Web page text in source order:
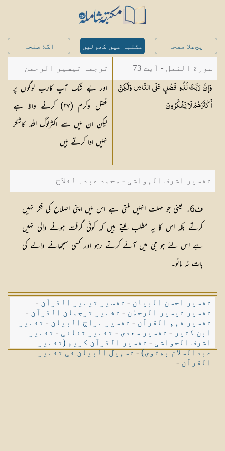
پچھلا صفحہ مکتبہ میں کھولیں اگلا صفحہ
سورة النمل - آیت 73
وَإِنَّ رَبَّكَ لَذُو فَضْلٍ عَلَى النَّاسِ وَلَٰكِنَّ
أَكْثَرَهُمْ لَايَشْكُرُونَ
ترجمہ تیسیر الرحمن
لبیان القرآن - محمد
لقمان سلفی
اور بے شک آپ کارب لوگوں پر
فضل وکرم (٢٧) کرنے والا ہے
لیکن ان میں سے اکثرلوگ اللہ کاشکر
نہیں ادا کرتے ہیں
تفسیر اشرف الہواشی - محمد عبدہ لفلاح
ف6۔ یعنی جو مہلت انہیں ملتی ہے اس میں اپنی اصلاح کی فکر نہیں
کرتے بلکہ اس کا یہ مطلب لیتے ہیں کہ کوئی گرفت ہونے والی نہیں
ہے اس لئے جو جی میں آئے کرتے رہو اور کسی سمجھانے والے کی
بات نہ مانو۔
تفسیر احسن البیان - تفسیر تیسیر القرآن -
تفسیر تیسیر الرحمٰن - تفسیر ترجمان القرآن -
تفسیر فہم القرآن - تفسیر سراج البیان - تفسیر
ابن کثیر - تفسیر سعدی - تفسیر ثنائی - تفسیر
اشرف الحواشی - تفسیر القرآن کریم (تفسیر
عبدالسلام بھٹوی)-تسہیل البیان فی تفسیر
القرآن -